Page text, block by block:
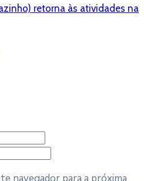
retorna às atividades na